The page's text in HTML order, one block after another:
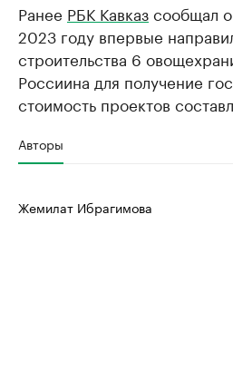
Ранее РБК Кавказсообщал
2023 году впервые
строительства 6
Россиина для получение
стоимость проектов
Авторы
Жемилат Ибрагимова